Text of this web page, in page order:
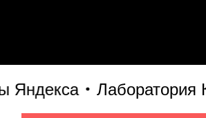
Лаборатория